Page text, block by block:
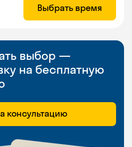
Выбрать время
выбор —
на бесплатную
консультацию